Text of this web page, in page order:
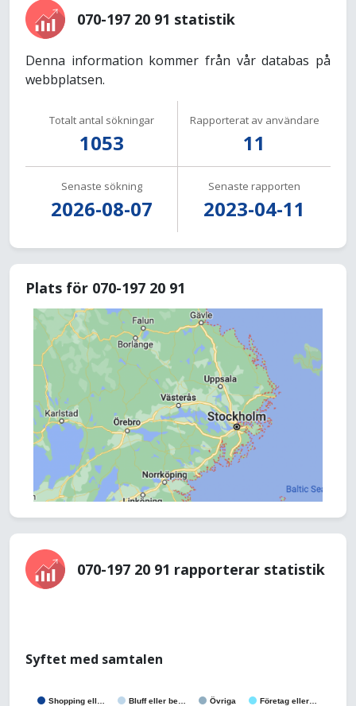
070-197 20 91 statistik
Denna information kommer från vår databas på
webbplatsen.
Totalt antal sökningar
1053
Rapporterat av användare
11
Senaste sökning
2026-08-07
Senaste rapporten
2023-04-11
Plats för 070-197 20 91
070-197 20 91 rapporterar statistik
Syftet med samtalen
Shopping ell… Bluff eller be… Övriga
Företag eller…